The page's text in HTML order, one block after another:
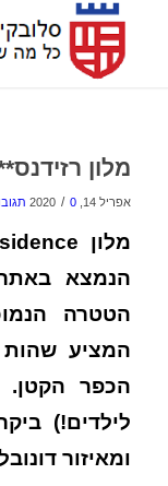
מלון
אפריל 14, 2020 / 0 תגובות
הנמצא
הטטרה
המציע
הכפר הקטן.
לילדים!)
ומאיזור